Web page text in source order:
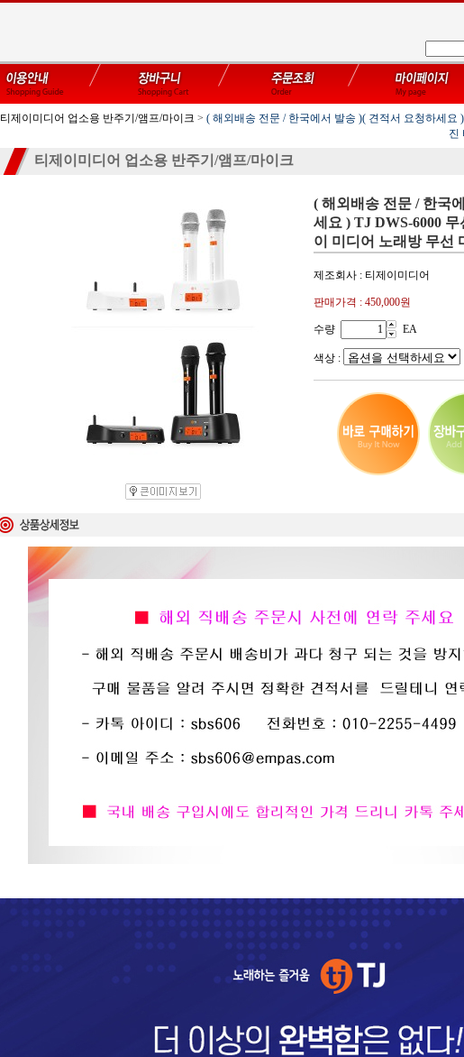
티제이미디어 업소용 반주기/앰프/마이크 > ( 해외배송 전문 / 한국에서 발송 )( 견적서 요청하세요
진
티제이미디어 업소용 반주기/앰프/마이크
( 해외배송 전문 / 한국
세요 ) TJ DWS-6000 무
이 미디어 노래방 무선
제조회사 : 티제이미디어
판매가격 : 450,000원
수량 EA
색상 :